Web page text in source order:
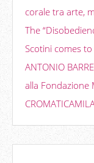
corale tra arte,
The
Scotini comes
ANTONIO
alla Fondazione